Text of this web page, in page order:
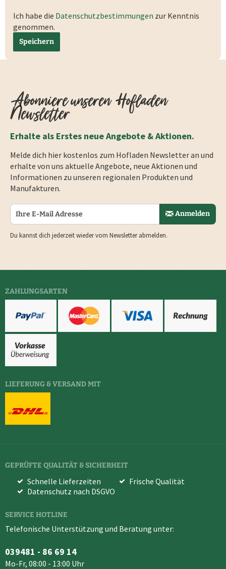
Ich habe die Datenschutzbestimmungen zur Kenntnis
genommen.
Speichern
Abonniere unseren Hofladen
Newsletter
Erhalte als Erstes neue Angebote & Aktionen.
Melde dich hier kostenlos zum Hofladen Newsletter an und
erhalte von uns aktuelle Angebote, neue Aktionen und
Informationen zu unseren regionalen Produkten und
Manufakturen.
Anmelden
Du kannst dich jederzeit wieder vom Newsletter abmelden.
ZAHLUNGSARTEN
LIEFERUNG & VERSAND MIT
GEPRÜFTE QUALITÄT & SICHERHEIT
Schnelle Lieferzeiten
Frische Qualität
Datenschutz nach DSGVO
SERVICE HOTLINE
Telefonische Unterstützung und Beratung unter:
039481 - 86 69 14
Mo-Fr, 08:00 - 13:00 Uhr